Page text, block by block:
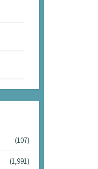
(107)
(1,991)